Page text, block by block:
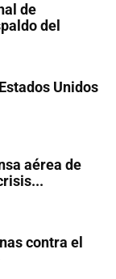
de
del
Unidos
aérea de
contra el